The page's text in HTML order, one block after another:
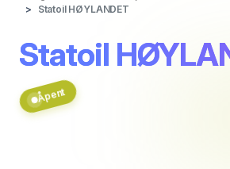
Statoil HØYLANDET
Statoil
Åpent